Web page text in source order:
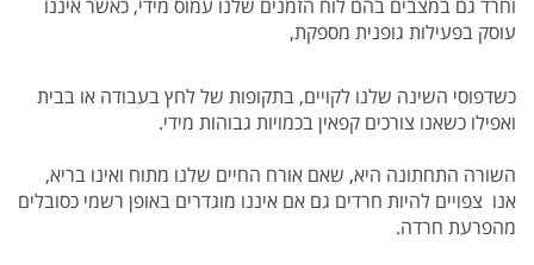
וחרד גם במצבים בהם לוח הזמנים שלנו עמוס מידי, כאשר איננו
עוסק בפעילות גופנית מספקת,
כשדפוסי השינה שלנו לקויים, בתקופות של לחץ בעבודה או בבית
ואפילו כשאנו צורכים קפאין בכמויות גבוהות מידי.
השורה התחתונה היא, שאם אורח החיים שלנו מתוח ואינו בריא,
אנו צפויים להיות חרדים גם אם איננו מוגדרים באופן רשמי כסובלים
מהפרעת חרדה.